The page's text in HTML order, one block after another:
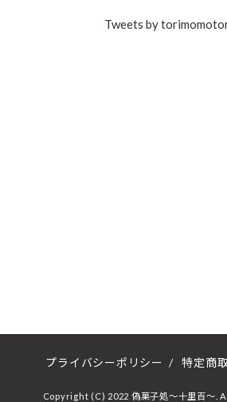
Tweets by
プライバシーポリシー / 特定商
Copyright (C) 2022 偽菓子処～十里百～